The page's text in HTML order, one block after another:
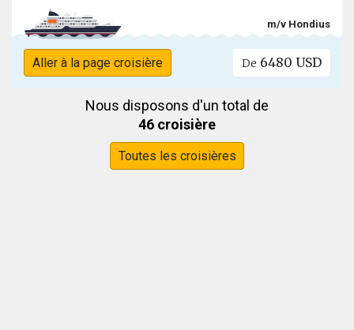
m/v Hondius
Aller à la page croisière De 6480 USD
Nous disposons d'un total de
46 croisière
Toutes les croisières